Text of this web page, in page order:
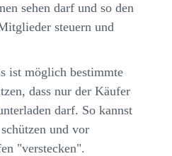
sehen darf und so den
steuern und
ist möglich bestimmte
dass nur der Käufer
darf. So kannst
und vor
"verstecken".